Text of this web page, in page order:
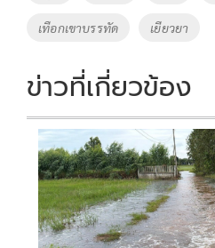
เทือกเขาบรรทัด เยียวยา
ข่าวที่เกี่ยวข้อง